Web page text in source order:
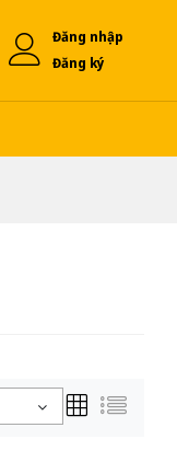
Đăng nhập
Đăng ký